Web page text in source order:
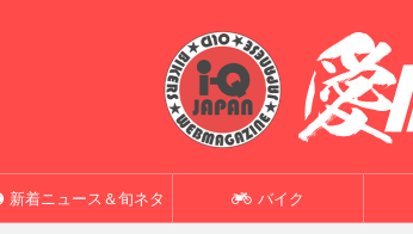
新着ニュース＆旬ネタ バイク